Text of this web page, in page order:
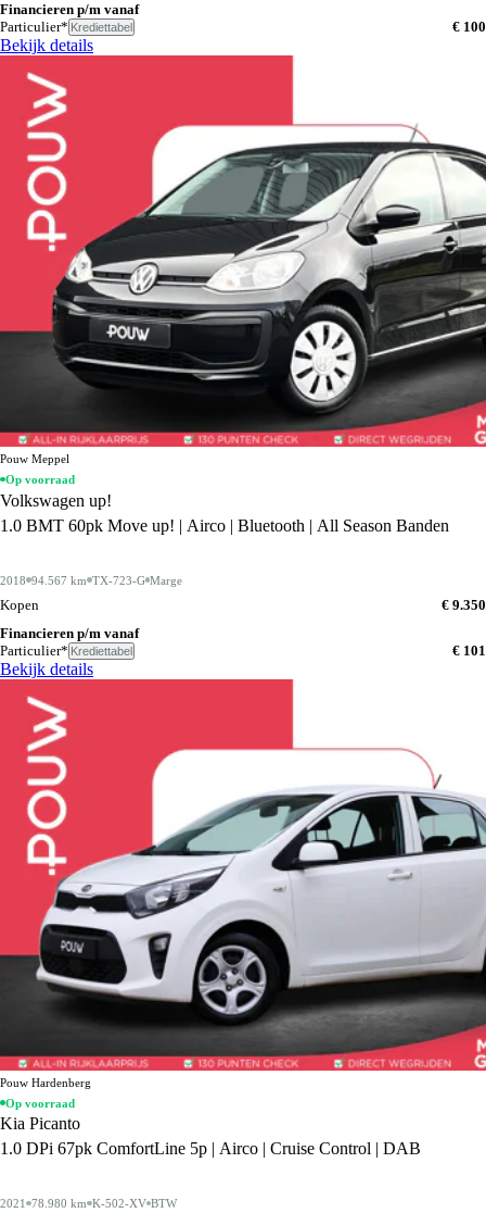
Financieren p/m vanaf
Particulier* Krediettabel € 100
Bekijk details
Pouw Meppel
Op voorraad
Volkswagen up!
1.0 BMT 60pk Move up! | Airco | Bluetooth | All Season Banden
2018 94.567 km TX-723-G Marge
Kopen
€ 9.350
Financieren p/m vanaf
Particulier* Krediettabel € 101
Bekijk details
Pouw Hardenberg
Op voorraad
Kia Picanto
1.0 DPi 67pk ComfortLine 5p | Airco | Cruise Control | DAB
2021 78.980 km K-502-XV BTW